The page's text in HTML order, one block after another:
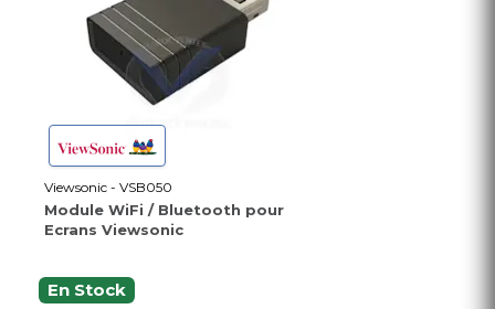
Viewsonic - VSB050
Module WiFi / Bluetooth pour
Ecrans Viewsonic
En Stock